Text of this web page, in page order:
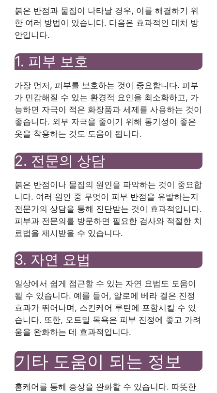
붉은 반점과 물집이 나타날 경우, 이를 해결하기 위
한 여러 방법이 있습니다. 다음은 효과적인 대처 방
안입니다.
1. 피부 보호
가장 먼저, 피부를 보호하는 것이 중요합니다. 피부
가 민감해질 수 있는 환경적 요인을 최소화하고, 가
능하면 자극이 적은 화장품과 세제를 사용하는 것이
좋습니다. 외부 자극을 줄이기 위해 통기성이 좋은
옷을 착용하는 것도 도움이 됩니다.
2. 전문의 상담
붉은 반점이나 물집의 원인을 파악하는 것이 중요합
니다. 여러 원인 중 무엇이 피부 반점을 유발하는지
전문가의 상담을 통해 진단받는 것이 효과적입니다.
피부과 전문의를 방문하면 필요한 검사와 적절한 치
료법을 제시받을 수 있습니다.
3. 자연 요법
일상에서 쉽게 접근할 수 있는 자연 요법도 도움이
될 수 있습니다. 예를 들어, 알로에 베라 겔은 진정
효과가 뛰어나며, 스킨케어 루틴에 포함시킬 수 있
습니다. 또한, 오트밀 목욕은 피부 진정에 좋고 가려
움을 완화하는 데 효과적입니다.
기타 도움이 되는 정보
홈케어를 통해 증상을 완화할 수 있습니다. 따뜻한